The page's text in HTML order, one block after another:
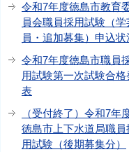
令和7年度徳島市教育
員会職員採用試験（学
員・追加募集）申込状
令和7年度徳島市職員
用試験第一次試験合格
表
（受付終了）令和7年
徳島市上下水道局職員
用試験（後期募集分）